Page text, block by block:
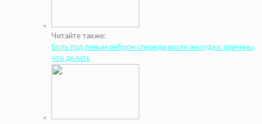
Читайте также:
Боль под левым ребром спереди возле желудка: причины,
что делать